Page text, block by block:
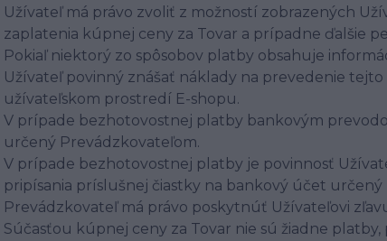
Užívateľ má právo zvoliť z možností zobrazených
zaplatenia kúpnej ceny za Tovar a prípadne ďalšie
Pokiaľ niektorý zo spôsobov platby obsahuje
Užívateľ povinný znášať náklady na prevedenie
užívateľskom prostredí E-shopu.
V prípade bezhotovostnej platby bankovým
určený Prevádzkovateľom.
V prípade bezhotovostnej platby je povinnosť
pripísania príslušnej čiastky na bankový účet
Prevádzkovateľ má právo poskytnúť Užívateľovi
Súčasťou kúpnej ceny za Tovar nie sú žiadne